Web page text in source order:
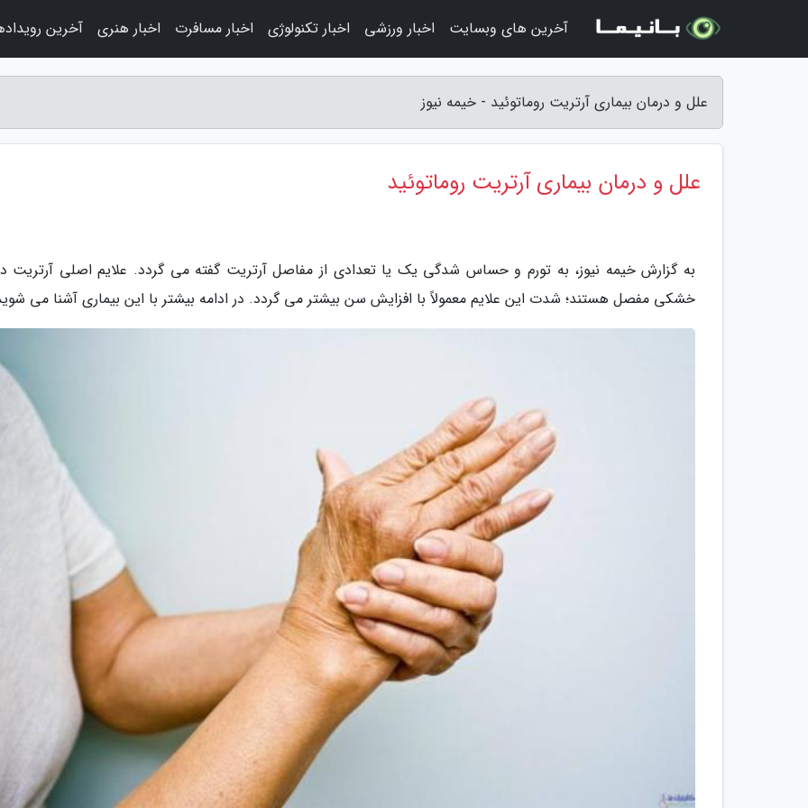
علل و درمان بیماری آرتریت روماتوئید - خیمه نیوز
علل و درمان بیماری آرتریت روماتوئید
به گزارش خیمه نیوز، به تورم و حساس شدگی یک یا تعدادی از مفاصل آرتریت گفته می گردد. علایم اصلی آرتریت
خشکی مفصل هستند؛ شدت این علایم معمولاً با افزایش سن بیشتر می گردد. در ادامه بیشتر با این بیماری آشنا می
آخرین های وبسایت اخبار ورزشی اخبار تکنولوژی اخبار مسافرت اخبار هنری آخرین